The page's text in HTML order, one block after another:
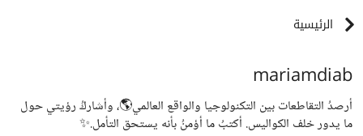
الرئيسية
mariamdiab
أرصدُ التقاطعات بين التكنولوجيا والواقع العالمي🌎، وأشاركُ رؤيتي حول
ما يدور خلف الكواليس. أكتبُ ما أؤمنُ بأنه يستحق التأمل.✨